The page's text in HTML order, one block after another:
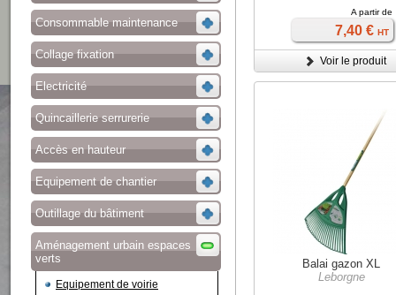
Consommable maintenance
Collage fixation
Electricité
Quincaillerie serrurerie
Accès en hauteur
Equipement de chantier
Outillage du bâtiment
Aménagement urbain espaces
verts
Equipement de voirie
A partir de
7,40 € HT
Voir le produit
Balai gazon XL
Leborgne